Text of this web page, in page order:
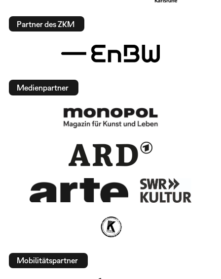
Partner des ZKM
Medienpartner
Mobilitätspartner